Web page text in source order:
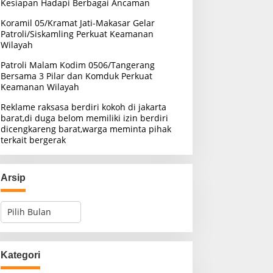
Kesiapan Hadapi Berbagai Ancaman
Koramil 05/Kramat Jati-Makasar Gelar
Patroli/Siskamling Perkuat Keamanan
Wilayah
Patroli Malam Kodim 0506/Tangerang
Bersama 3 Pilar dan Komduk Perkuat
Keamanan Wilayah
Reklame raksasa berdiri kokoh di jakarta
barat,di duga belom memiliki izin berdiri
dicengkareng barat,warga meminta pihak
terkait bergerak
Arsip
A
i
pKategori